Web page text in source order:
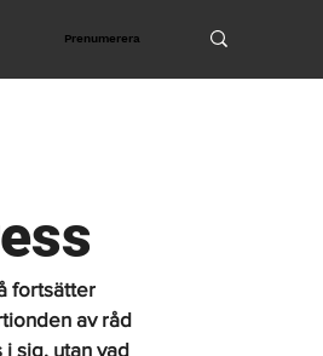
Prenumerera
fortsätter
av råd
sig, utan vad